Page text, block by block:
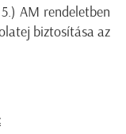
AM rendeletben
biztosítása az